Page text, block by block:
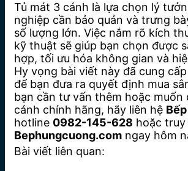
Tủ mát 3 cánh là lựa chọn lý
nghiệp cần bảo quản và trưng
số lượng lớn. Việc nắm rõ kích
kỹ thuật sẽ giúp bạn chọn được
hợp, tối ưu hóa không gian và
Hy vọng bài viết này đã cung
để bạn đưa ra quyết định mua
bạn cần tư vấn thêm hoặc muốn
cánh chính hãng, hãy liên hệ
hotline 0982-145-628 hoặc truy
Bephungcuong.com ngay hôm
Bài viết liên quan: